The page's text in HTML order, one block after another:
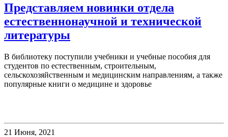
Представляем новинки отдела
естественнонаучной и технической
литературы
В библиотеку поступили учебники и учебные пособия для
студентов по естественным, строительным,
сельскохозяйственным и медицинским направлениям, а также
популярные книги о медицине и здоровье
21 Июня, 2021